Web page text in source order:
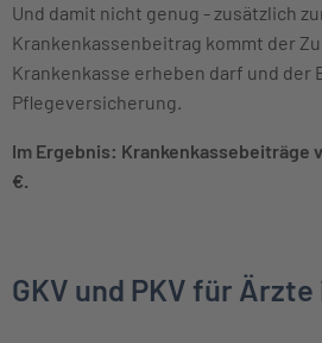
Und damit nicht genug - zusätzlich
Krankenkassenbeitrag kommt der
Krankenkasse erheben darf und der
Pflegeversicherung.
Im Ergebnis: Krankenkassebeiträge
€.
GKV und PKV für